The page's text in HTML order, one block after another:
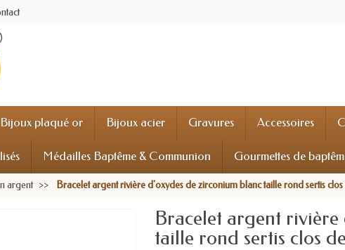
Bijoux plaqué or Bijoux acier Gravures Accessoires
Médailles Baptême & Communion Gourmettes de
argent Bracelet argent rivière d'oxydes de zirconium blanc taille rond sertis
Bracelet argent
taille rond sertis clos